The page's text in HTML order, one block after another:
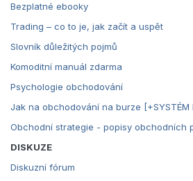
Bezplatné ebooky
Trading – co to je, jak začít a uspět
Slovník důležitých pojmů
Komoditní manuál zdarma
Psychologie obchodování
Jak na obchodování na burze [+SYSTÉM
Obchodní strategie - popisy obchodních
DISKUZE
Diskuzní fórum